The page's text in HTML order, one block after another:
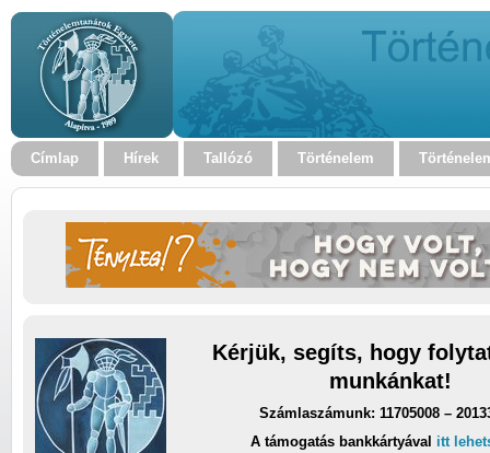
Címlap Hírek Tallózó Történelem
Kérjük, segíts, hogy
munkánkat!
Számlaszámunk: 11705008 –
A támogatás bankkártyával itt